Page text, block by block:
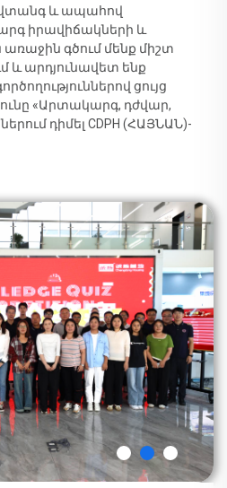
և ապահով
իրավիճակների և
գծում մենք միշտ
և արդյունավետ ենք
ցույց
«Արտակարգ, դժվար,
դիմել CDPH (ՀԱՅՆԱՆ)-